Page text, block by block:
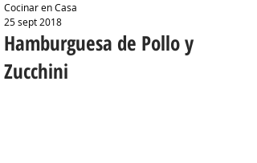
Hamburguesa de Pollo y
Zucchini
Cocinar en Casa
25 sept 2018